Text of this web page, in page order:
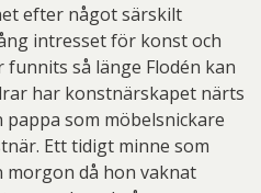
efter något särskilt
intresset för konst och
så länge Flodén kan
har konstnärskapet närts
som möbelsnickare
Ett tidigt minne som
morgon då hon vaknat